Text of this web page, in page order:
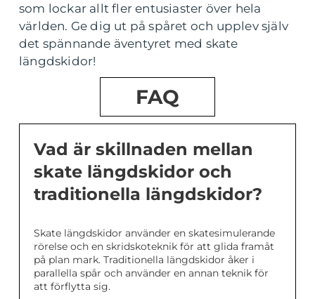
som lockar allt fler entusiaster över hela
världen. Ge dig ut på spåret och upplev själv
det spännande äventyret med skate
längdskidor!
FAQ
Vad är skillnaden mellan
skate längdskidor och
traditionella längdskidor?
Skate längdskidor använder en skatesimulerande
rörelse och en skridskoteknik för att glida framåt
på plan mark. Traditionella längdskidor åker i
parallella spår och använder en annan teknik för
att förflytta sig.